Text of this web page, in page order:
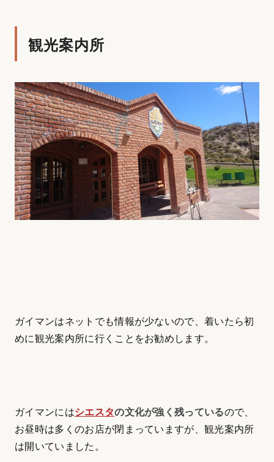
観光案内所
ガイマンはネットでも情報が少ないので、着いたら初
めに観光案内所に行くことをお勧めします。
ガイマンにはシエスタの文化が強く残っているので、
お昼時は多くのお店が閉まっていますが、観光案内所
は開いていました。